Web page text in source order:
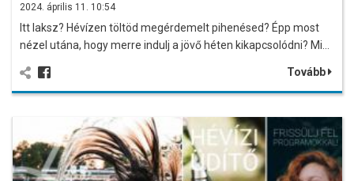
2024. április 11. 10:54
Itt laksz? Hévízen töltöd megérdemelt pihenésed? Épp most
nézel utána, hogy merre indulj a jövő héten kikapcsolódni? Mi…
Tovább